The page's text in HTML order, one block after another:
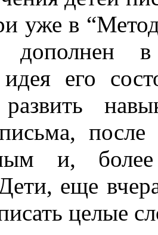
уже в
дополнен
идея его
развить
и,
еще
целые